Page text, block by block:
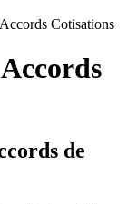
Cotisations
de